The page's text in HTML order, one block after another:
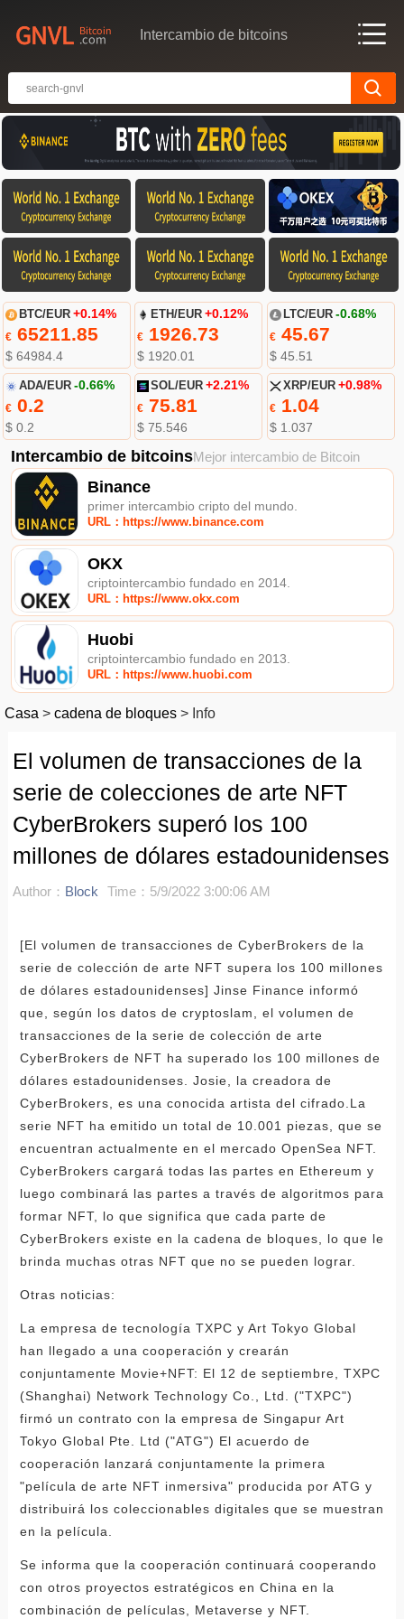
Intercambio de bitcoins
BTC/EUR +0.14%
€65211.85
$ 64984.4
ETH/EUR +0.12%
€ 1926.73
$ 1920.01
LTC/EUR -0.68%
€45.67
$ 45.51
ADA/EUR -0.66%
€0.2
$ 0.2
SOL/EUR +2.21%
€ 75.81
$ 75.546
XRP/EUR +0.98%
€1.04
$ 1.037
Intercambio de bitcoinsMejor intercambio de Bitcoin
Binance
primer intercambio cripto del mundo.
URL：https://www.binance.com
OKX
criptointercambio fundado en 2014.
URL：https://www.okx.com
Huobi
criptointercambio fundado en 2013.
URL：https://www.huobi.com
Casa > cadena de bloques > Info
El volumen de transacciones de la
serie de colecciones de arte NFT
CyberBrokers superó los 100
millones de dólares estadounidenses
Author： Block Time：5/9/2022 3:00:06 AM
[El volumen de transacciones de CyberBrokers de la
serie de colección de arte NFT supera los 100 millones
de dólares estadounidenses] Jinse Finance informó
que, según los datos de cryptoslam, el volumen de
transacciones de la serie de colección de arte
CyberBrokers de NFT ha superado los 100 millones de
dólares estadounidenses. Josie, la creadora de
CyberBrokers, es una conocida artista del cifrado.La
serie NFT ha emitido un total de 10.001 piezas, que se
encuentran actualmente en el mercado OpenSea NFT.
CyberBrokers cargará todas las partes en Ethereum y
luego combinará las partes a través de algoritmos para
formar NFT, lo que significa que cada parte de
CyberBrokers existe en la cadena de bloques, lo que le
brinda muchas otras NFT que no se pueden lograr.
Otras noticias:
La empresa de tecnología TXPC y Art Tokyo Global
han llegado a una cooperación y crearán
conjuntamente Movie+NFT: El 12 de septiembre, TXPC
(Shanghai) Network Technology Co., Ltd. ("TXPC")
firmó un contrato con la empresa de Singapur Art
Tokyo Global Pte. Ltd ("ATG") El acuerdo de
cooperación lanzará conjuntamente la primera
"película de arte NFT inmersiva" producida por ATG y
distribuirá los coleccionables digitales que se muestran
en la película.
Se informa que la cooperación continuará cooperando
con otros proyectos estratégicos en China en la
combinación de películas, Metaverse y NFT.